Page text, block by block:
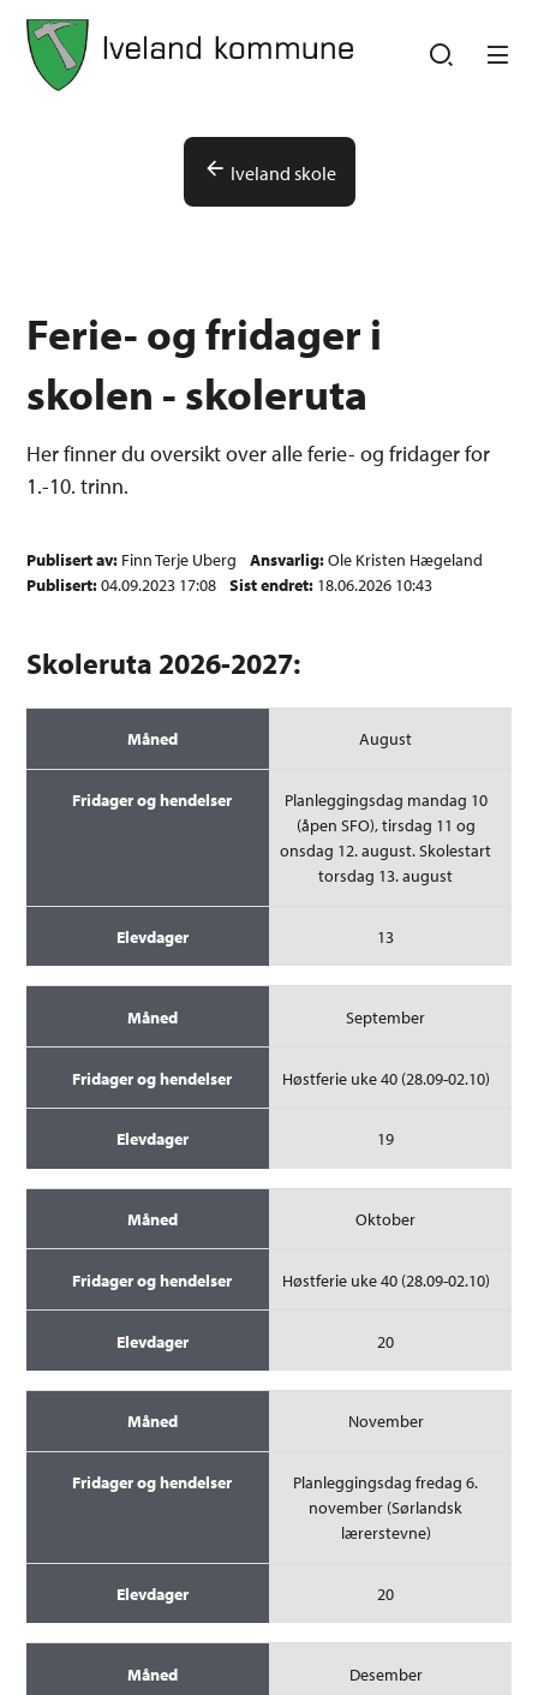
Iveland kommune
Iveland skole
Ferie- og fridager i
skolen - skoleruta
Her finner du oversikt over alle ferie- og fridager for
1.-10. trinn.
Publisert av Finn Terje Uberg Ansvarlig Ole Kristen Hægeland
Publisert 04.09.2023 17:08 Sist endret 18.06.2026 10:43
Skoleruta 2026-2027:
Måned
Fridager og hendelser
Elevdager
August
Planleggingsdag mandag 10
(åpen SFO), tirsdag 11 og
onsdag 12. august. Skolestart
torsdag 13. august
13
September
Høstferie uke 40 (28.09-02.10)
19
Oktober
Høstferie uke 40 (28.09-02.10)
20
November
Planleggingsdag fredag 6.
november (Sørlandsk
lærerstevne)
20
Desember